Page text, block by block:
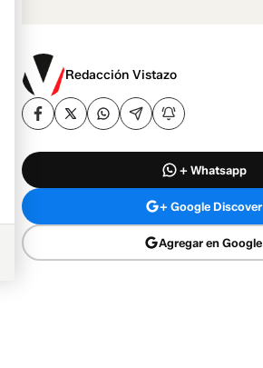
Redacción Vistazo
+ Whatsapp
+ Google Discover
Agregar en Google